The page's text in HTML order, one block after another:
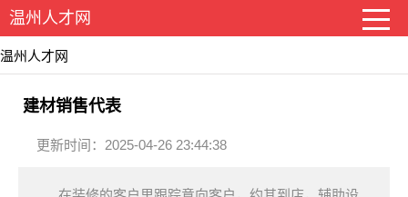
温州人才网
温州人才网
建材销售代表
更新时间：2025-04-26 23:44:38